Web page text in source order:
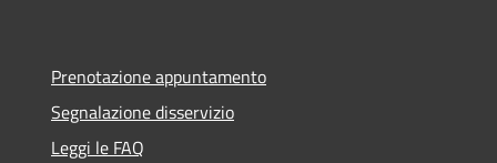
Prenotazione appuntamento
Segnalazione disservizio
Leggi le FAQ